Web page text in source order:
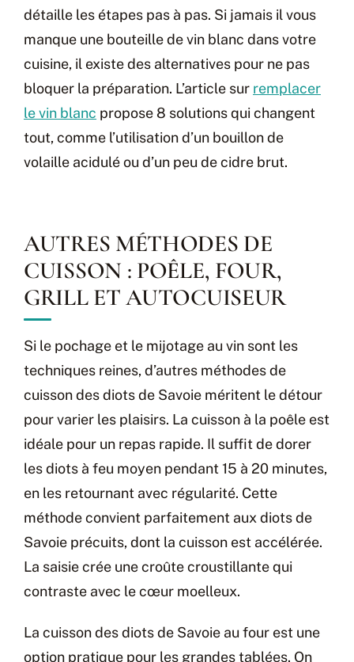
détaille les étapes pas à pas. Si jamais il vous
manque une bouteille de vin blanc dans votre
cuisine, il existe des alternatives pour ne pas
bloquer la préparation. L’article sur remplacer
le vin blanc propose 8 solutions qui changent
tout, comme l’utilisation d’un bouillon de
volaille acidulé ou d’un peu de cidre brut.
AUTRES MÉTHODES DE
CUISSON : POÊLE, FOUR,
GRILL ET AUTOCUISEUR
Si le pochage et le mijotage au vin sont les
techniques reines, d’autres méthodes de
cuisson des diots de Savoie méritent le détour
pour varier les plaisirs. La cuisson à la poêle est
idéale pour un repas rapide. Il suffit de dorer
les diots à feu moyen pendant 15 à 20 minutes,
en les retournant avec régularité. Cette
méthode convient parfaitement aux diots de
Savoie précuits, dont la cuisson est accélérée.
La saisie crée une croûte croustillante qui
contraste avec le cœur moelleux.
La cuisson des diots de Savoie au four est une
option pratique pour les grandes tablées. On